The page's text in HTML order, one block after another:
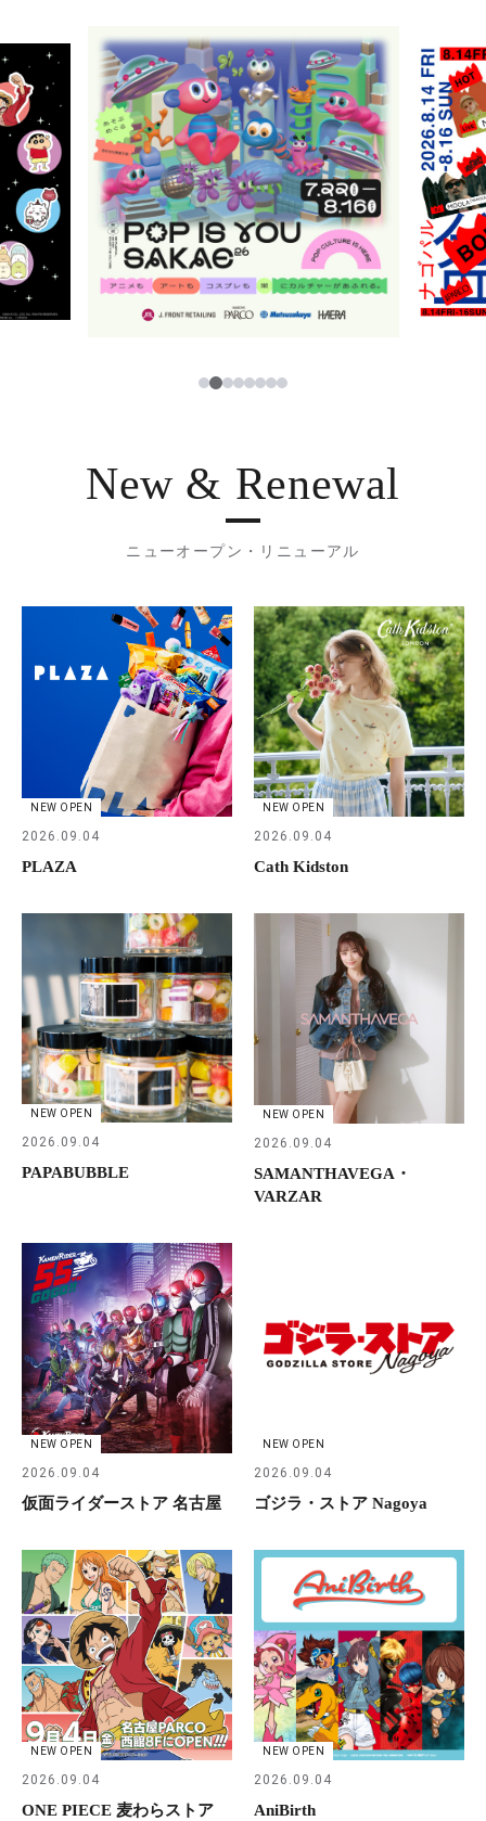
レストラン・カフェ
TAX FREE
PARCOメンバーズ
ภาษาไทย
日本語
1234567
New & Renewal
ニューオープン・リニューアル
NEW OPEN
2026.09.04
PLAZA
NEW OPEN
2026.09.04
Cath Kidston
NEW OPEN
2026.09.04
PAPABUBBLE
NEW OPEN
2026.09.04
SAMANTHAVEGA・
VARZAR
NEW OPEN
2026.09.04
仮面ライダーストア 名古屋
NEW OPEN
2026.09.04
ゴジラ・ストア Nagoya
NEW OPEN
2026.09.04
ONE PIECE 麦わらストア
NEW OPEN
2026.09.04
AniBirth